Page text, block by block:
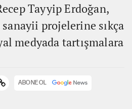
Tayyip Erdoğan,
projelerine sıkça
medyada tartışmalara
ABONE OL